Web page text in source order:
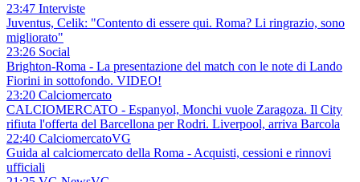
23:47 Interviste
Juventus, Celik: "Contento di essere qui. Roma? Li ringrazio, sono
migliorato"
23:26 Social
Brighton-Roma - La presentazione del match con le note di Lando
Fiorini in sottofondo. VIDEO!
23:20 Calciomercato
CALCIOMERCATO - Espanyol, Monchi vuole Zaragoza. Il City
rifiuta l'offerta del Barcellona per Rodri. Liverpool, arriva Barcola
22:40 CalciomercatoVG
Guida al calciomercato della Roma - Acquisti, cessioni e rinnovi
ufficiali